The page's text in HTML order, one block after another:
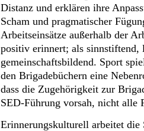
Distanz und erklären ihre
Scham und pragmatischer
Arbeitseinsätze außerhalb der
positiv erinnert; als sinnstiftend,
gemeinschaftsbildend. Sport
den Brigadebüchern eine
dass die Zugehörigkeit zur
SED-Führung vorsah, nicht alle
Erinnerungskulturell arbeitet die